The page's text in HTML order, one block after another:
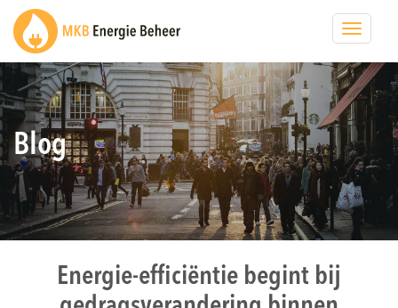
Toggle
Blog
Energie-efficiëntie begint bij